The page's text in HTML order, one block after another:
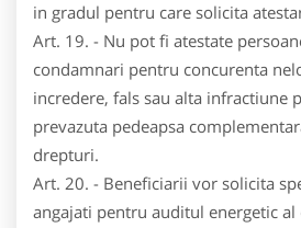
in gradul pentru care solicita
Art. 19. - Nu pot fi atestate
condamnari pentru concurenta
incredere, fals sau alta infractiune
prevazuta pedeapsa
drepturi.
Art. 20. - Beneficiarii vor solicita
angajati pentru auditul energetic